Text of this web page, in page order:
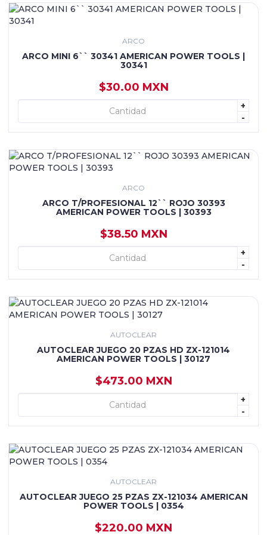
ARCO
ARCO MINI 6`` 30341 AMERICAN POWER TOOLS |
30341
$30.00 MXN
+
-
+ AGREGAR
ARCO
ARCO T/PROFESIONAL 12`` ROJO 30393
AMERICAN POWER TOOLS | 30393
$38.50 MXN
+
-
+ AGREGAR
AUTOCLEAR
AUTOCLEAR JUEGO 20 PZAS HD ZX-121014
AMERICAN POWER TOOLS | 30127
$473.00 MXN
+
-
+ AGREGAR
AUTOCLEAR
AUTOCLEAR JUEGO 25 PZAS ZX-121034 AMERICAN
POWER TOOLS | 0354
$220.00 MXN